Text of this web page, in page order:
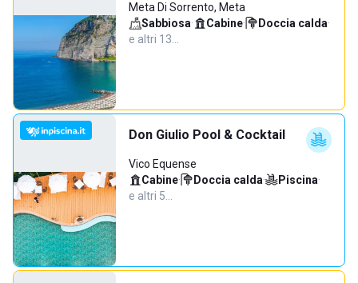
Meta Di Sorrento, Meta
Sabbiosa· Cabine· Doccia calda·
e altri 13…
Don Giulio Pool & Cocktail
Vico Equense
Cabine· Doccia calda· Piscina·
e altri 5…